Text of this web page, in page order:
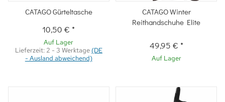
CATAGO Gürteltasche
10,50 €*
Auf Lager
Lieferzeit: 2 - 3 Werktage (DE
- Ausland abweichend)
CATAGO Winter
Reithandschuhe Elite
49,95 € *
Auf Lager